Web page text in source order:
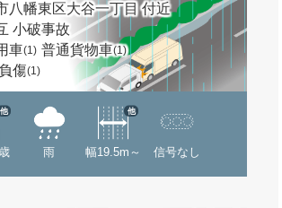
八幡東区大谷一丁目 付近
小破事故
車(1) 普通貨物車(1)
負傷(1)
他
雨 幅19.5m～
他
信号なし